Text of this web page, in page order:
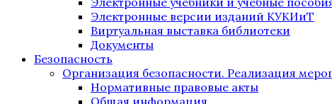
Электронные версии изданий КУКИиТ
Виртуальная выставка библиотеки
Документы
Безопасность
Организация безопасности. Реализация
Нормативные правовые акты
Общая информация